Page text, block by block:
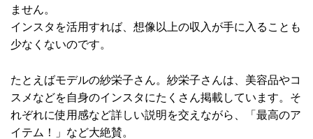
ません。
インスタを活用すれば、想像以上の収入が手に入ることも
少なくないのです。
たとえばモデルの紗栄子さん。紗栄子さんは、美容品やコ
スメなどを自身のインスタにたくさん掲載しています。そ
れぞれに使用感など詳しい説明を交えながら、「最高のア
イテム！」など大絶賛。